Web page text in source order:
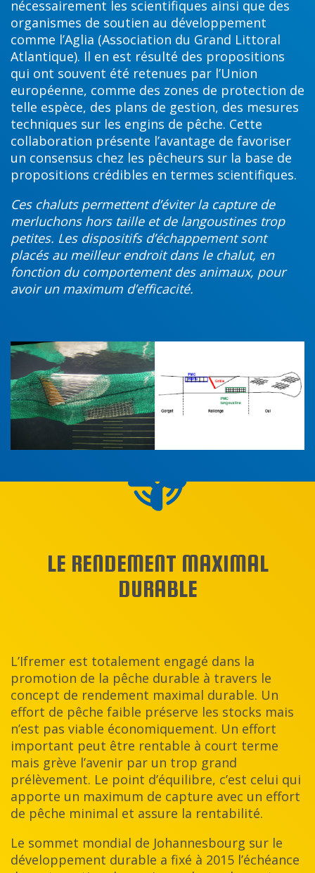
nécessairement les scientifiques ainsi que des
organismes de soutien au développement
comme l’Aglia (Association du Grand Littoral
Atlantique). Il en est résulté des propositions
qui ont souvent été retenues par l’Union
européenne, comme des zones de protection de
telle espèce, des plans de gestion, des mesures
techniques sur les engins de pêche. Cette
collaboration présente l’avantage de favoriser
un consensus chez les pêcheurs sur la base de
propositions crédibles en termes scientifiques.
Ces chaluts permettent d’éviter la capture de
merluchons hors taille et de langoustines trop
petites. Les dispositifs d’échappement sont
placés au meilleur endroit dans le chalut, en
fonction du comportement des animaux, pour
avoir un maximum d’efficacité.
LE RENDEMENT MAXIMAL
DURABLE
L’Ifremer est totalement engagé dans la
promotion de la pêche durable à travers le
concept de rendement maximal durable. Un
effort de pêche faible préserve les stocks mais
n’est pas viable économiquement. Un effort
important peut être rentable à court terme
mais grève l’avenir par un trop grand
prélèvement. Le point d’équilibre, c’est celui qui
apporte un maximum de capture avec un effort
de pêche minimal et assure la rentabilité.
Le sommet mondial de Johannesbourg sur le
développement durable a fixé à 2015 l’échéance